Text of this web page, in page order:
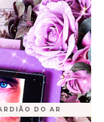
DO AR